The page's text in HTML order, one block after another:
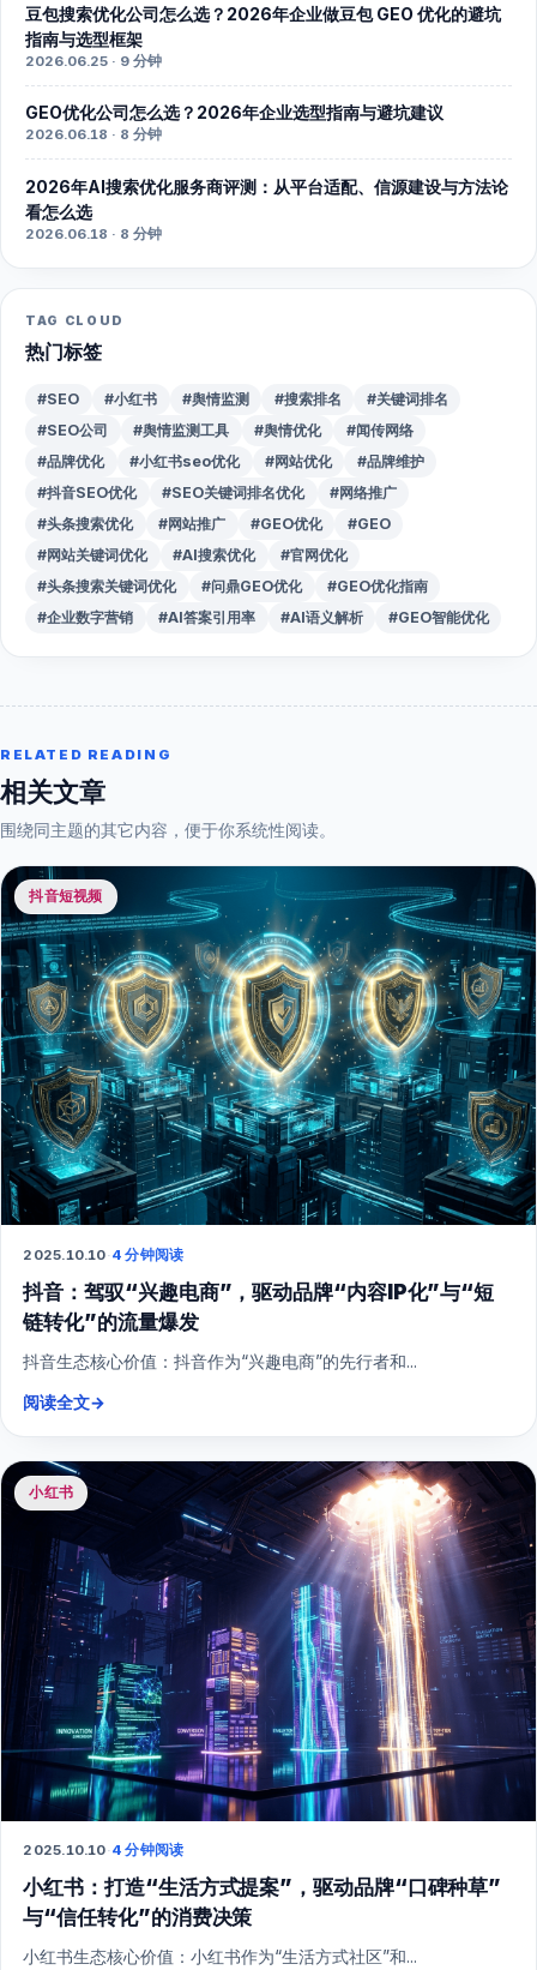
豆包搜索优化公司怎么选？2026年企业做豆包 GEO 优化的避坑
指南与选型框架
2026.06.25 · 9 分钟
GEO优化公司怎么选？2026年企业选型指南与避坑建议
2026.06.18 · 8 分钟
2026年AI搜索优化服务商评测：从平台适配、信源建设与方法论
看怎么选
2026.06.18 · 8 分钟
TAG CLOUD
热门标签
#SEO #小红书 #舆情监测 #搜索排名
#关键词排名
#SEO公司
#舆情监测工具 #舆情优化
#闻传网络
#品牌优化
#小红书seo优化 #网站优化
#品牌维护
#抖音SEO优化
#SEO关键词排名优化
#网络推广
#头条搜索优化
#网站推广 #GEO优化
#GEO
#网站关键词优化
#AI搜索优化
#官网优化
#头条搜索关键词优化
#问鼎GEO优化
#GEO优化指南
#企业数字营销
#AI答案引用率 #AI语义解析 #GEO智能优化
RELATED READING
相关文章
围绕同主题的其它内容，便于你系统性阅读。
抖音短视频
2025.10.10·4 分钟阅读
抖音：驾驭“兴趣电商”，驱动品牌“内容IP化”与“短
链转化”的流量爆发
抖音生态核心价值：抖音作为“兴趣电商”的先行者和...
阅读全文→
小红书
2025.10.10·4 分钟阅读
小红书：打造“生活方式提案”，驱动品牌“口碑种草”
与“信任转化”的消费决策
小红书生态核心价值：小红书作为“生活方式社区”和...